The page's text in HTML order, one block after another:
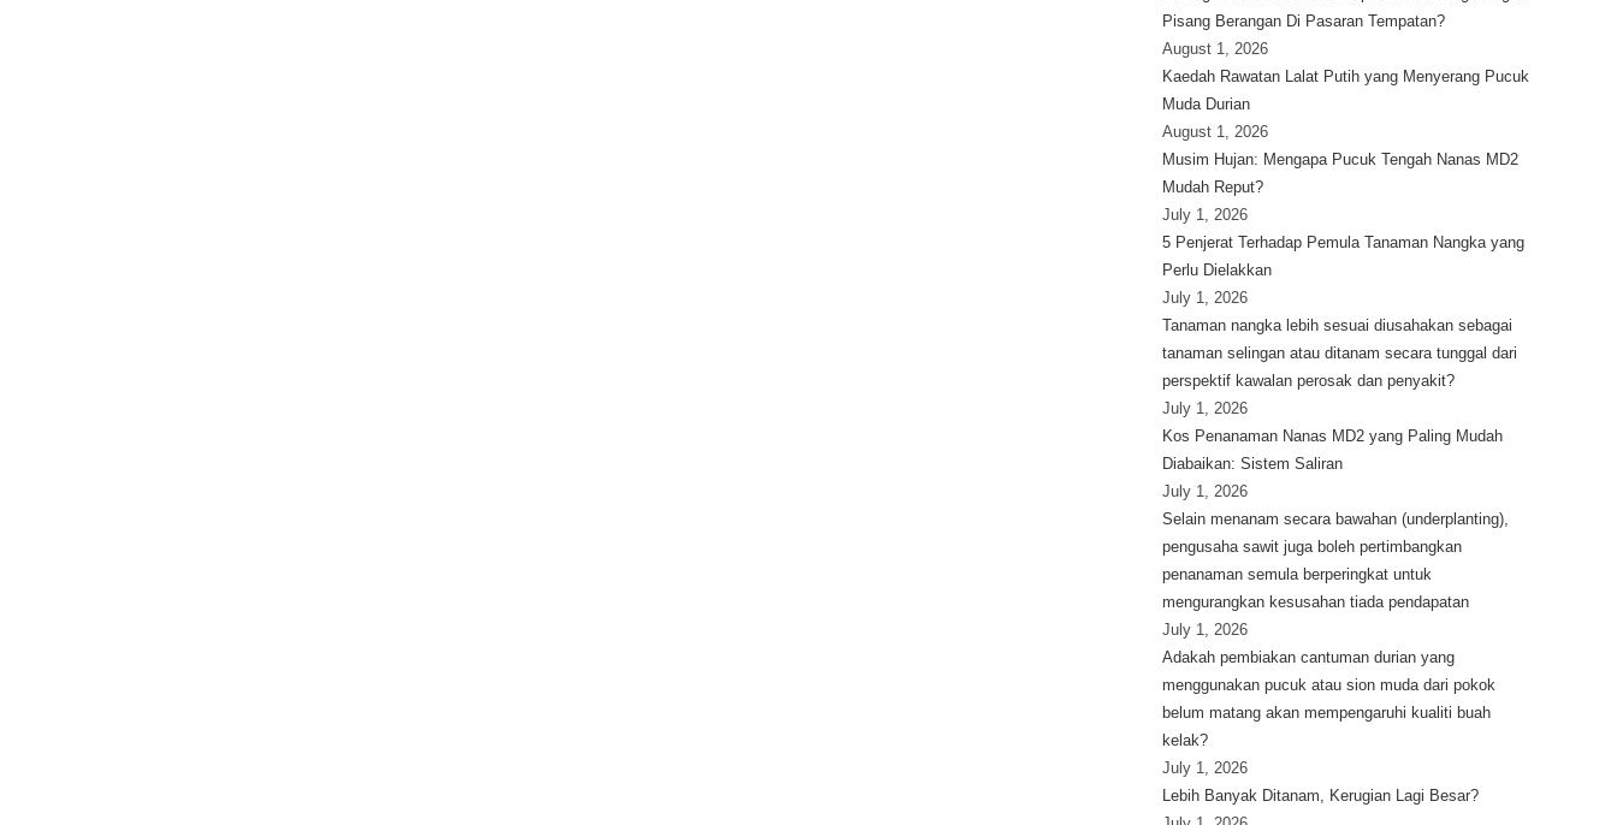
Pisang Berangan Di Pasaran Tempatan?
August 1, 2026
Kaedah Rawatan Lalat Putih yang Menyerang Pucuk
Muda Durian
August 1, 2026
Musim Hujan: Mengapa Pucuk Tengah Nanas MD2
Mudah Reput?
July 1, 2026
5 Penjerat Terhadap Pemula Tanaman Nangka yang
Perlu Dielakkan
July 1, 2026
Tanaman nangka lebih sesuai diusahakan sebagai
tanaman selingan atau ditanam secara tunggal dari
perspektif kawalan perosak dan penyakit?
July 1, 2026
Kos Penanaman Nanas MD2 yang Paling Mudah
Diabaikan: Sistem Saliran
July 1, 2026
Selain menanam secara bawahan (underplanting),
pengusaha sawit juga boleh pertimbangkan
penanaman semula berperingkat untuk
mengurangkan kesusahan tiada pendapatan
July 1, 2026
Adakah pembiakan cantuman durian yang
menggunakan pucuk atau sion muda dari pokok
belum matang akan mempengaruhi kualiti buah
kelak?
July 1, 2026
Lebih Banyak Ditanam, Kerugian Lagi Besar?